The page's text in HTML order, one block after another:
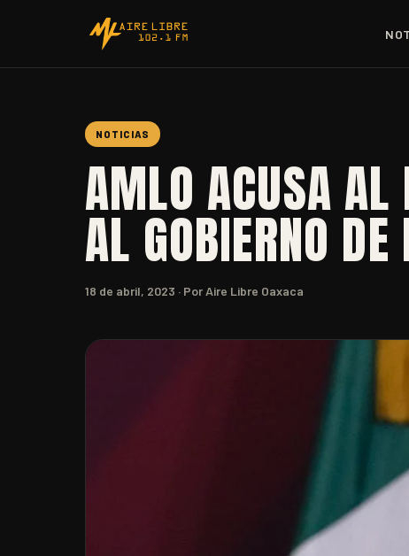
NOTICIAS
AMLO ACUSA AL
AL GOBIERNO
18 de abril, 2023 · Por Aire Libre Oaxaca